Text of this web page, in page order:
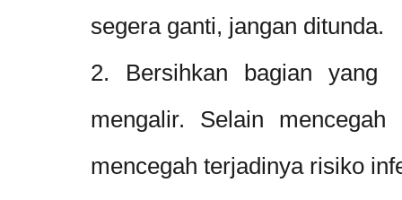
segera ganti, jangan ditunda.
2. Bersihkan bagian
mengalir. Selain
mencegah terjadinya risiko